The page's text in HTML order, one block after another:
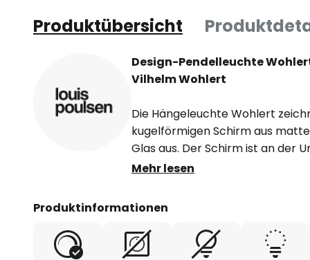
Produktübersicht
Design-Pendelleuchte
Vilhelm Wohlert
Die Hängeleuchte Wohlert
kugelförmigen Schirm aus
Glas aus. Der Schirm ist an der
Licht hauptsächlich direkt nach
ideale Leuchte für eine
Grund- als auch für die gezielte
beispielsweise eines Tisches. Die
Mehr lesen
Produktinformationen